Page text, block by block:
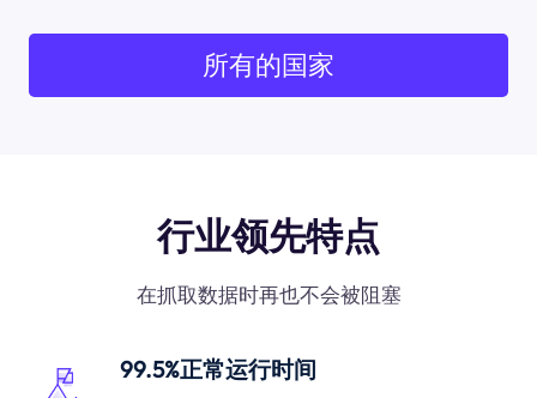
所有的国家
行业领先特点
在抓取数据时再也不会被阻塞
99.5%正常运行时间